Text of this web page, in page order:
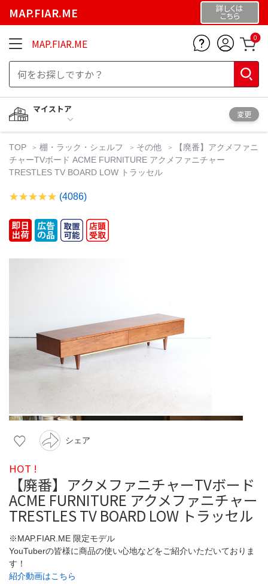
MAP.FIAR.ME 詳しくは
こちら
MAP.FIAR.ME 0
マイストア
変更
TOP 棚・ラック・シェルフ その他
【廃番】アクメファニ
チャーTVボード ACME FURNITURE アクメファニチャー
TRESTLES TV BOARD LOW トラッセル
(4086)
シェア
HOT !
【廃番】アクメファニチャーTVボード
ACME FURNITURE アクメファニチャー
TRESTLES TV BOARD LOW トラッセル
※MAP.FIAR.ME 限定モデル
YouTuberの皆様に商品の使い心地などをご紹介いただいておりま
す！
紹介動画はこちら